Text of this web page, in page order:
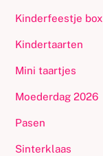
Kinderfeestje box
Kindertaarten
Mini taartjes
Moederdag 2026
Pasen
Sinterklaas